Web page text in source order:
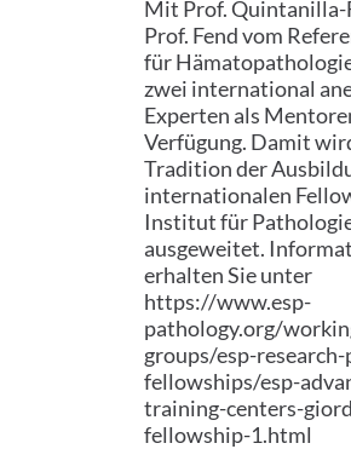
Mit Prof. Quintanilla-
Prof. Fend vom
für
zwei international
Experten als
Verfügung. Damit
Tradition der
internationalen
Institut für
ausgeweitet.
erhalten Sie unter
https://www.esp-
pathology.org/
groups/esp-
fellowships/esp-
training-centers-
fellowship-1.html